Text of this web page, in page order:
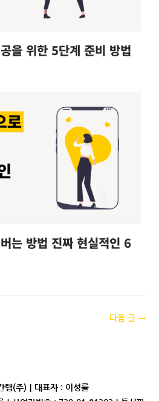
을 위한 5단계 준비 방법
는 방법 진짜 현실적인 6
다음 글 →
랩(주)｜대표자 : 이성률